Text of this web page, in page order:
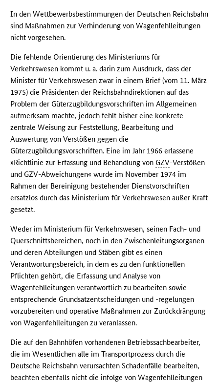
In den Wettbewerbsbestimmungen der Deutschen Reichsbahn
sind Maßnahmen zur Verhinderung von Wagenfehlleitungen
nicht vorgesehen.
Die fehlende Orientierung des Ministeriums für
Verkehrswesen kommt u. a. darin zum Ausdruck, dass der
Minister für Verkehrswesen zwar in einem Brief (vom 11. März
1975) die Präsidenten der Reichsbahndirektionen auf das
Problem der Güterzugbildungsvorschriften im Allgemeinen
aufmerksam machte, jedoch fehlt bisher eine konkrete
zentrale Weisung zur Feststellung, Bearbeitung und
Auswertung von Verstößen gegen die
Güterzugbildungsvorschriften. Eine im Jahr 1966 erlassene
»Richtlinie zur Erfassung und Behandlung von GZV-Verstößen
und GZV-Abweichungen« wurde im November 1974 im
Rahmen der Bereinigung bestehender Dienstvorschriften
ersatzlos durch das Ministerium für Verkehrswesen außer Kraft
gesetzt.
Weder im Ministerium für Verkehrswesen, seinen Fach- und
Querschnittsbereichen, noch in den Zwischenleitungsorganen
und deren Abteilungen und Stäben gibt es einen
Verantwortungsbereich, in dem es zu den funktionellen
Pflichten gehört, die Erfassung und Analyse von
Wagenfehlleitungen verantwortlich zu bearbeiten sowie
entsprechende Grundsatzentscheidungen und -regelungen
vorzubereiten und operative Maßnahmen zur Zurückdrängung
von Wagenfehlleitungen zu veranlassen.
Die auf den Bahnhöfen vorhandenen Betriebssachbearbeiter,
die im Wesentlichen alle im Transportprozess durch die
Deutsche Reichsbahn verursachten Schadenfälle bearbeiten,
beachten ebenfalls nicht die infolge von Wagenfehlleitungen